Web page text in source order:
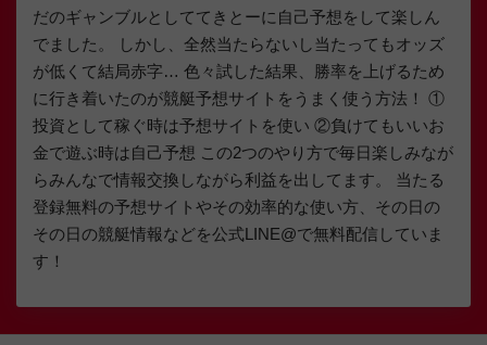
だのギャンブルとしててきとーに自己予想をして楽しん
でました。 しかし、全然当たらないし当たってもオッズ
が低くて結局赤字… 色々試した結果、勝率を上げるため
に行き着いたのが競艇予想サイトをうまく使う方法！ ①
投資として稼ぐ時は予想サイトを使い ②負けてもいいお
金で遊ぶ時は自己予想 この2つのやり方で毎日楽しみなが
らみんなで情報交換しながら利益を出してます。 当たる
登録無料の予想サイトやその効率的な使い方、その日の
その日の競艇情報などを公式LINE@で無料配信していま
す！